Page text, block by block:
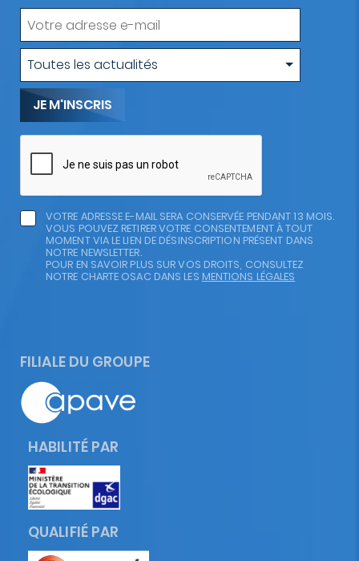
Votre
adresse
e-
mail
Type
d'actualité
Toutes les actualités
VOTRE ADRESSE E-MAIL SERA CONSERVÉE PENDANT 13 MOIS.
VOUS POUVEZ RETIRER VOTRE CONSENTEMENT À TOUT
MOMENT VIA LE LIEN DE DÉSINSCRIPTION PRÉSENT DANS
NOTRE NEWSLETTER.
POUR EN SAVOIR PLUS SUR VOS DROITS, CONSULTEZ
NOTRE CHARTE OSAC DANS LES MENTIONS LÉGALES
FILIALE DU GROUPE
HABILITÉ PAR
QUALIFIÉ PAR